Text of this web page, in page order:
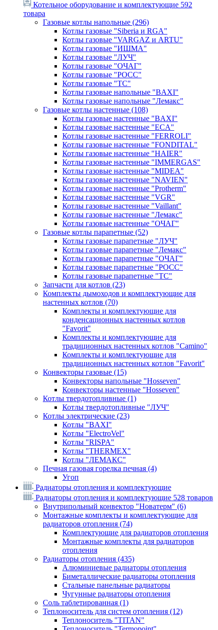
Котельное оборудование и комплектующие 592
товара
Газовые котлы напольные (296)
Котлы газовые "Siberia и RGA"
Котлы газовые "VARGAZ и ARTU"
Котлы газовые "ИШМА"
Котлы газовые "ЛУЧ"
Котлы газовые "ОЧАГ"
Котлы газовые "РОСС"
Котлы газовые "ТС"
Котлы газовые напольные "BAXI"
Котлы газовые напольные "Лемакс"
Газовые котлы настенные (108)
Котлы газовые настенные "BAXI"
Котлы газовые настенные "ECA"
Котлы газовые настенные "FERROLI"
Котлы газовые настенные "FONDITAL"
Котлы газовые настенные "HAIER"
Котлы газовые настенные "IMMERGAS"
Котлы газовые настенные "MIDEA"
Котлы газовые настенные "NAVIEN"
Котлы газовые настенные "Protherm"
Котлы газовые настенные "VGR"
Котлы газовые настенные "Vaillant"
Котлы газовые настенные "Лемакс"
Котлы газовые настенные "ОЧАГ"
Газовые котлы парапетные (52)
Котлы газовые парапетные "ЛУЧ"
Котлы газовые парапетные "Лемакс"
Котлы газовые парапетные "ОЧАГ"
Котлы газовые парапетные "РОСС"
Котлы газовые парапетные "ТС"
Запчасти для котлов (23)
Комплекты дымоходов и комплектующие для
настенных котлов (70)
Комплекты и комплектующие для
конденсационных настенных котлов
"Favorit"
Комплекты и комплектующие для
традиционных настенных котлов "Camino"
Комплекты и комплектующие для
традиционных настенных котлов "Favorit"
Конвекторы газовые (15)
Конвекторы напольные "Hosseven"
Конвекторы настенные "Hosseven"
Котлы твердотопливные (1)
Котлы твердотопливные "ЛУЧ"
Котлы электрические (23)
Котлы "BAXI"
Котлы "ElectroVel"
Котлы "RISPA"
Котлы "THERMEX"
Котлы "ЛЕМАКС"
Печная газовая горелка печная (4)
Угоп
Радиаторы отопления и комплектующие
Радиаторы отопления и комплектующие 528 товаров
Внутрипольный конвектор "Новатерм" (6)
Монтажные комплекты и комплектующие для
радиаторов отопления (74)
Комплектующие для радиаторов отопления
Монтажные комплекты для радиаторов
отопления
Радиаторы отопления (435)
Алюминиевые радиаторы отопления
Биметаллические радиаторы отопления
Стальные панельные радиаторы
Чугунные радиаторы отопления
Соль таблетированная (1)
Теплоноситель для систем отопления (12)
Теплоноситель "TITAN"